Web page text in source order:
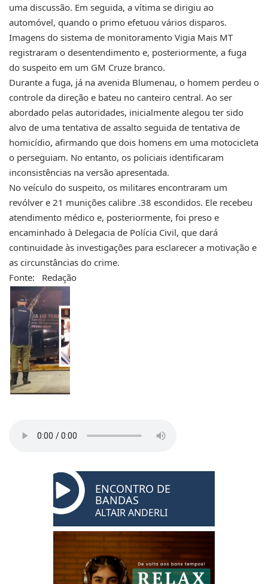
uma discussão. Em seguida, a vítima se dirigiu ao
automóvel, quando o primo efetuou vários disparos.
Imagens do sistema de monitoramento Vigia Mais MT
registraram o desentendimento e, posteriormente, a fuga
do suspeito em um GM Cruze branco.
Durante a fuga, já na avenida Blumenau, o homem perdeu o
controle da direção e bateu no canteiro central. Ao ser
abordado pelas autoridades, inicialmente alegou ter sido
alvo de uma tentativa de assalto seguida de tentativa de
homicídio, afirmando que dois homens em uma motocicleta
o perseguiam. No entanto, os policiais identificaram
inconsistências na versão apresentada.
No veículo do suspeito, os militares encontraram um
revólver e 21 munições calibre .38 escondidos. Ele recebeu
atendimento médico e, posteriormente, foi preso e
encaminhado à Delegacia de Polícia Civil, que dará
continuidade às investigações para esclarecer a motivação e
as circunstâncias do crime.
Fonte: Redação
ENCONTRO DE
BANDAS
ALTAIR ANDERLI